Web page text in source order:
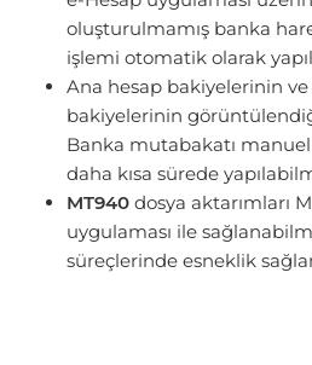
oluşturulmamış banka
işlemi otomatik olarak
Ana hesap bakiyelerinin
bakiyelerinin
Banka mutabakatı
daha kısa sürede
MT940 dosya aktarımları
uygulaması ile
süreçlerinde esneklik